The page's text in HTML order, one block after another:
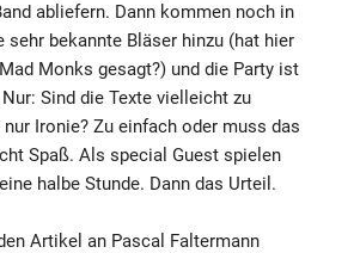
abliefern. Dann kommen noch in
sehr bekannte Bläser hinzu (hat hier
Monks gesagt?) und die Party ist
Sind die Texte vielleicht zu
Ironie? Zu einfach oder muss das
Spaß. Als special Guest spielen
halbe Stunde. Dann das Urteil.
Artikel an Pascal Faltermann